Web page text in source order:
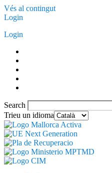
Vés al contingut
Login
Login
Search
Trieu un idioma